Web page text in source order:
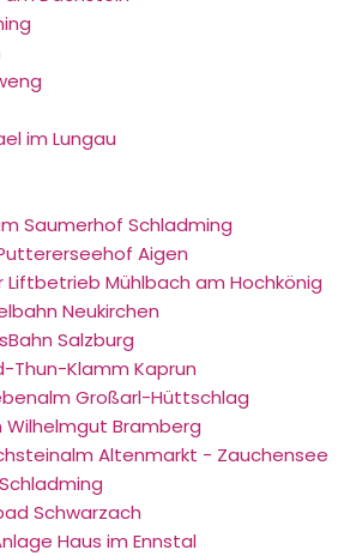
im Lungau
Saumerhof Schladming
Aigen
Liftbetrieb Mühlbach am Hochkönig
Neukirchen
Salzburg
Thun-Klamm Kaprun
Großarl-Hüttschlag
Wilhelmgut Bramberg
Altenmarkt - Zauchensee
Schwarzach
Haus im Ennstal